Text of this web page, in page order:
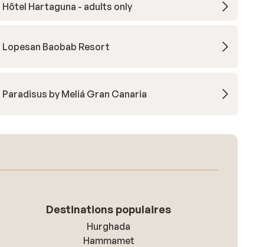
Hôtel Hartaguna - adults only
Lopesan Baobab Resort
Paradisus by Meliá Gran Canaria
Destinations populaires
Hurghada
Hammamet